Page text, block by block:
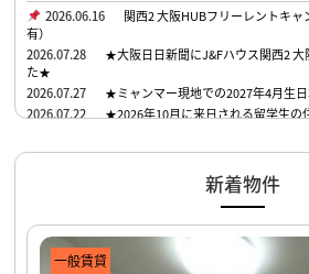
2026.06.16
関西2 大阪HUBフリーレントキ
有）
2026.07.28
★大阪日日新聞にJ&Fハウス関西2
た★
2026.07.27
★ミャンマー現地での2027年4月生
2026.07.22
★2026年10月に来日される留学生
新着物件
一般賃貸